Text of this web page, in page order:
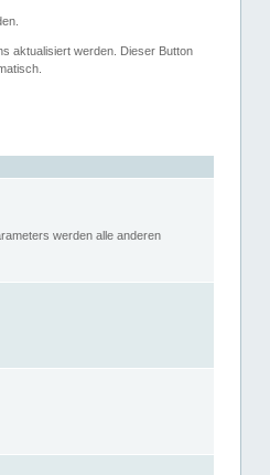
aktualisiert werden. Dieser Button
werden alle anderen